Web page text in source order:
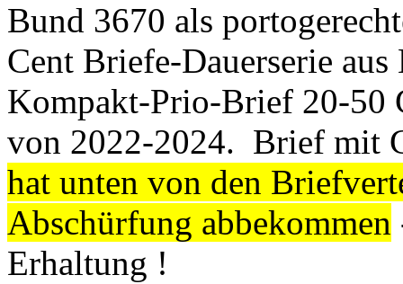
Bund 3670 als
Cent Briefe-Dauerserie
Kompakt-Prio-Brief 20-50
von 2022-2024. Brief mit
hat unten von den
Abschürfung abbekommen
Erhaltung !